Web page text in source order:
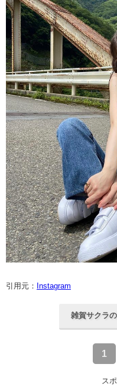
引用元： Instagram
雑賀サクラ
1
ス